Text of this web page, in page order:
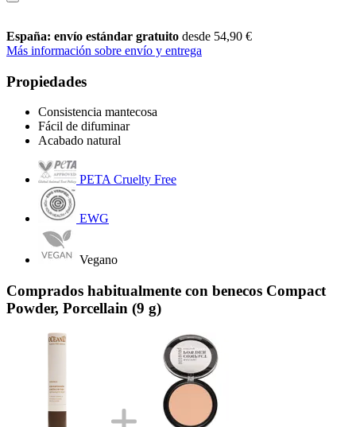
España: envío estándar gratuito desde 54,90 €
Más información sobre envío y entrega
Propiedades
Consistencia mantecosa
Fácil de difuminar
Acabado natural
PETA Cruelty Free
EWG
Vegano
Comprados habitualmente con benecos Compact
Powder, Porcellain (9 g)